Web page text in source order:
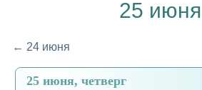
25 июня
← 24 июня
25 июня, четверг